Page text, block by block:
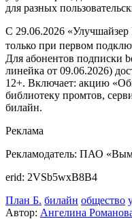
для разных
С 29.06.2026
только при первом
Для абонентов подписки
линейка от 09.06.2026)
12+. Включает: акцию
библиотеку промтов,
билайн.
Реклама
Рекламодатель: ПАО
erid: 2VSb5wxB8B4
План Б. билайн общество
Автор: Ангелина